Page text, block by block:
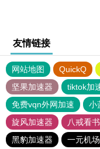
友情链接
网站地图 QuickQ
坚果加速器
tiktok加
免费vqn外网加速
小
旋风加速器
八戒看书
黑豹加速器
一元机场